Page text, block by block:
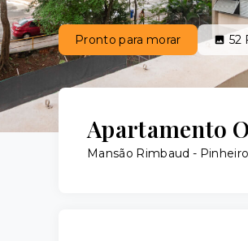
Pronto para morar 52
Apartamento
Mansão Rimbaud -